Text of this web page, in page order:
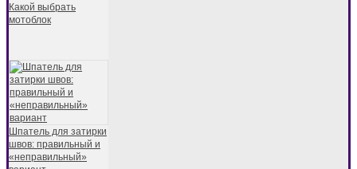
Какой выбрать
мотоблок
Шпатель для затирки
швов: правильный и
«неправильный»